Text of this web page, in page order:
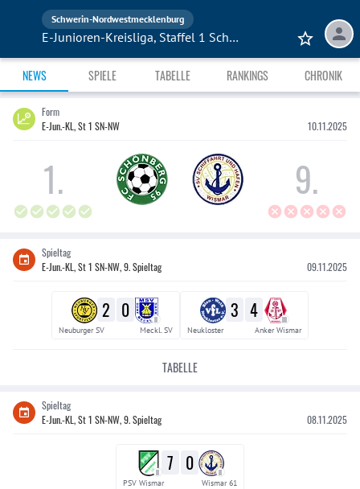
Schwerin-Nordwestmecklenburg
E-Junioren-Kreisliga, Staffel 1 Schwerin-Nordwest 25/26
NEWS SPIELE TABELLE RANKINGS CHRONIK
Form
E-Jun.-KL, St 1 SN-NW
10.11.2025
1. 9.
Spieltag
E-Jun.-KL, St 1 SN-NW, 9. Spieltag
09.11.2025
2 0 II
Neuburger SV Meckl. SV
3 4 III
Neukloster Anker Wismar
TABELLE
Spieltag
E-Jun.-KL, St 1 SN-NW, 9. Spieltag
08.11.2025
II 7 0 II
PSV Wismar Wismar 61